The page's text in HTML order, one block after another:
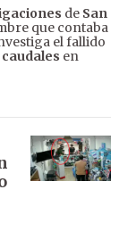
de San
que contaba
el fallido
en